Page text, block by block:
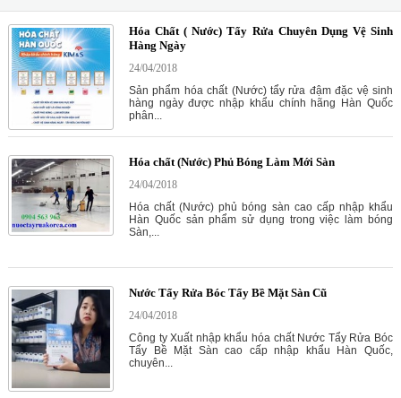
Hóa Chất ( Nước) Tẩy Rửa Chuyên Dụng Vệ Sinh
Hàng Ngày
24/04/2018
Sản phẩm hóa chất (Nước) tẩy rửa đậm đặc vệ sinh
hàng ngày được nhập khẩu chính hãng Hàn Quốc
phân...
Hóa chất (Nước) Phủ Bóng Làm Mới Sàn
24/04/2018
Hóa chất (Nước) phủ bóng sàn cao cấp nhập khẩu
Hàn Quốc sản phẩm sử dụng trong việc làm bóng
Sàn,...
Nước Tẩy Rửa Bóc Tẩy Bề Mặt Sàn Cũ
24/04/2018
Công ty Xuất nhập khẩu hóa chất Nước Tẩy Rửa Bóc
Tẩy Bề Mặt Sàn cao cấp nhập khẩu Hàn Quốc,
chuyên...